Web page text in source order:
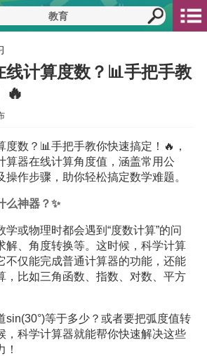
线计算度数？📊手把手教
🔥
度数？📊手把手教你快速搞定！🔥，
算器在线计算角度值，涵盖常用公
作步骤，助你轻松搞定数学难题。
么神器？✨
学或物理时都会遇到“度数计算”的问
解、角度转换等。这时候，科学计算
不仅能完成普通计算器的功能，还能
，比如三角函数、指数、对数、平方
sin(30°)等于多少？或者要把弧度值转
，科学计算器就能帮你快速解决这些
！